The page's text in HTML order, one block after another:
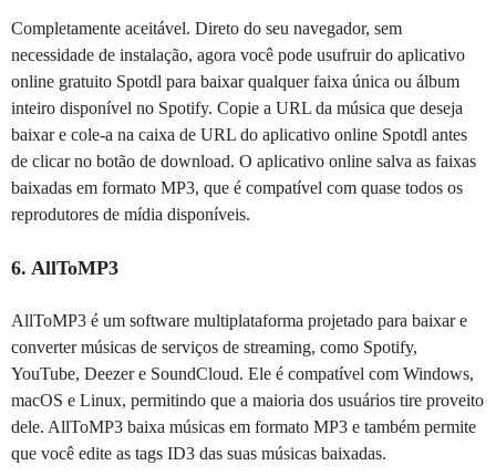
Completamente aceitável. Direto do seu navegador, sem
necessidade de instalação, agora você pode usufruir do aplicativo
online gratuito Spotdl para baixar qualquer faixa única ou álbum
inteiro disponível no Spotify. Copie a URL da música que deseja
baixar e cole-a na caixa de URL do aplicativo online Spotdl antes
de clicar no botão de download. O aplicativo online salva as faixas
baixadas em formato MP3, que é compatível com quase todos os
reprodutores de mídia disponíveis.
6. AllToMP3
AllToMP3 é um software multiplataforma projetado para baixar e
converter músicas de serviços de streaming, como Spotify,
YouTube, Deezer e SoundCloud. Ele é compatível com Windows,
macOS e Linux, permitindo que a maioria dos usuários tire proveito
dele. AllToMP3 baixa músicas em formato MP3 e também permite
que você edite as tags ID3 das suas músicas baixadas.